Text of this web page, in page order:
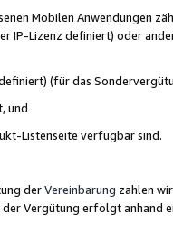
Mobilen Anwendungen
IP-Lizenz definiert) oder
(für das
und
Listenseite verfügbar sind.
derVereinbarung zahlen
Vergütung erfolgt